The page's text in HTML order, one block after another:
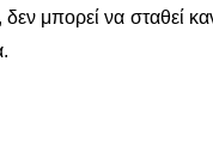
μπορεί να σταθεί